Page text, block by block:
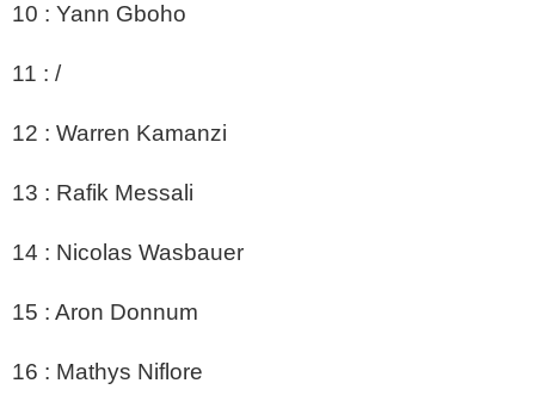
10 : Yann Gboho
11 : /
12 : Warren Kamanzi
13 : Rafik Messali
14 : Nicolas Wasbauer
15 : Aron Donnum
16 : Mathys Niflore